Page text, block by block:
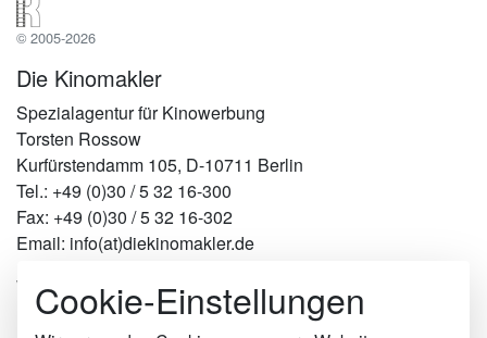
© 2005-2026
Die Kinomakler
Spezialagentur für Kinowerbung
Torsten Rossow
Kurfürstendamm 105, D-10711 Berlin
Tel.: +49 (0)30 / 5 32 16-300
Fax: +49 (0)30 / 5 32 16-302
Email: info(at)diekinomakler.de
Werben in Städten
Berlin
Cookie-Einstellungen